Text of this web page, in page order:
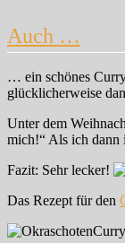
Auch …
… ein schönes
glücklicherweise
Unter dem
mich!“ Als ich dann
Fazit: Sehr lecker!
Das Rezept für den